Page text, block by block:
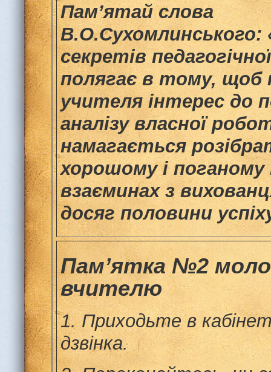
Пам’ятай слова
В.О.Сухомлинського:
секретів
полягає в тому, щоб
учителя інтерес до
аналізу власної
намагається
хорошому і поганому
взаєминах з
досяг половини
Пам’ятка№2
вчителю
1. Приходьте в кабінет
дзвінка.